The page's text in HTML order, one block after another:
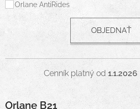
Orlane AntiRides
OBJEDNAŤ
Cenník platný od 1.1.2026
Orlane B21